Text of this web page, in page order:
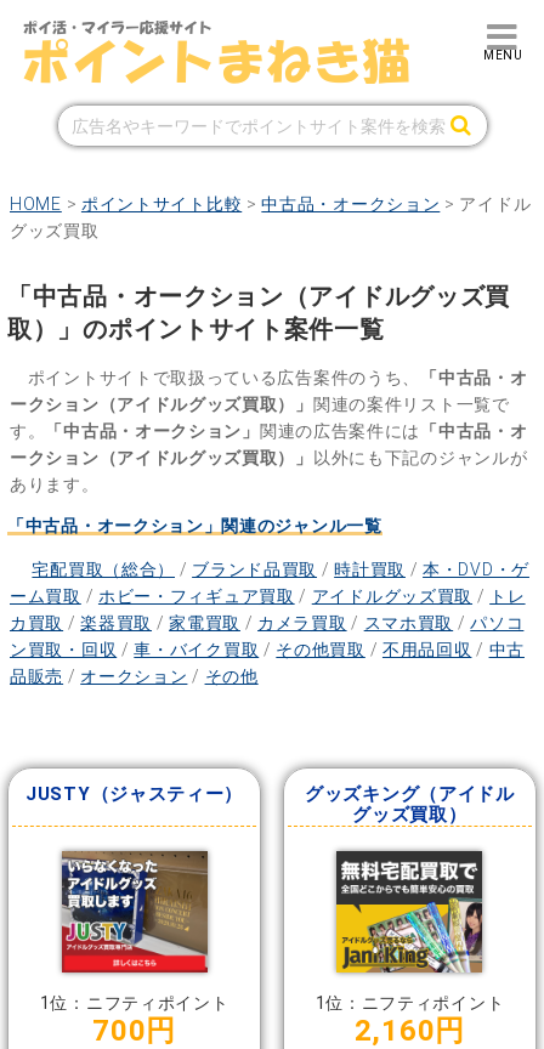
HOME > ポイントサイト比較 >中古品・オークション > アイドル
グッズ買取
「中古品・オークション（アイドルグッズ買
取）」のポイントサイト案件一覧
ポイントサイトで取扱っている広告案件のうち、
「中古品・オ
ークション（アイドルグッズ買取）」 関連の案件リスト一覧で
す。
「中古品・オークション」 関連の広告案件には
「中古品・オ
ークション（アイドルグッズ買取）」
以外にも下記のジャンルが
あります。
「中古品・オークション」関連のジャンル一覧
宅配買取（総合） / ブランド品買取 /時計買取 /本・DVD・ゲ
ーム買取 / ホビー・フィギュア買取 / アイドルグッズ買取 /
トレ
カ買取 /楽器買取 /家電買取 / カメラ買取 / スマホ買取 /パソコ
ン買取・回収 /車・バイク買取 / その他買取 / 不用品回収 / 中古
品販売 / オークション / その他
JUSTY（ジャスティー）
1位：ニフティポイント
700円
グッズキング（アイドル
グッズ買取）
1位：ニフティポイント
2,160円